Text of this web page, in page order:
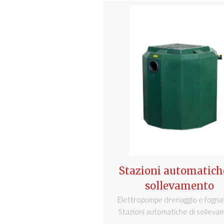
Stazioni
sollevamento
Elettropompe drenaggio e
Stazioni automatiche di